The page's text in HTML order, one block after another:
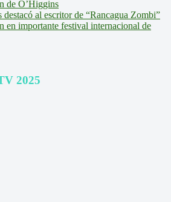
de O’Higgins
destacó al escritor de “Rancagua Zombi”
en importante festival internacional de
2025